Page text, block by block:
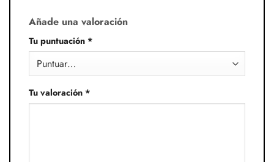
Añade una valoración
Tu puntuación *
Tu valoración *